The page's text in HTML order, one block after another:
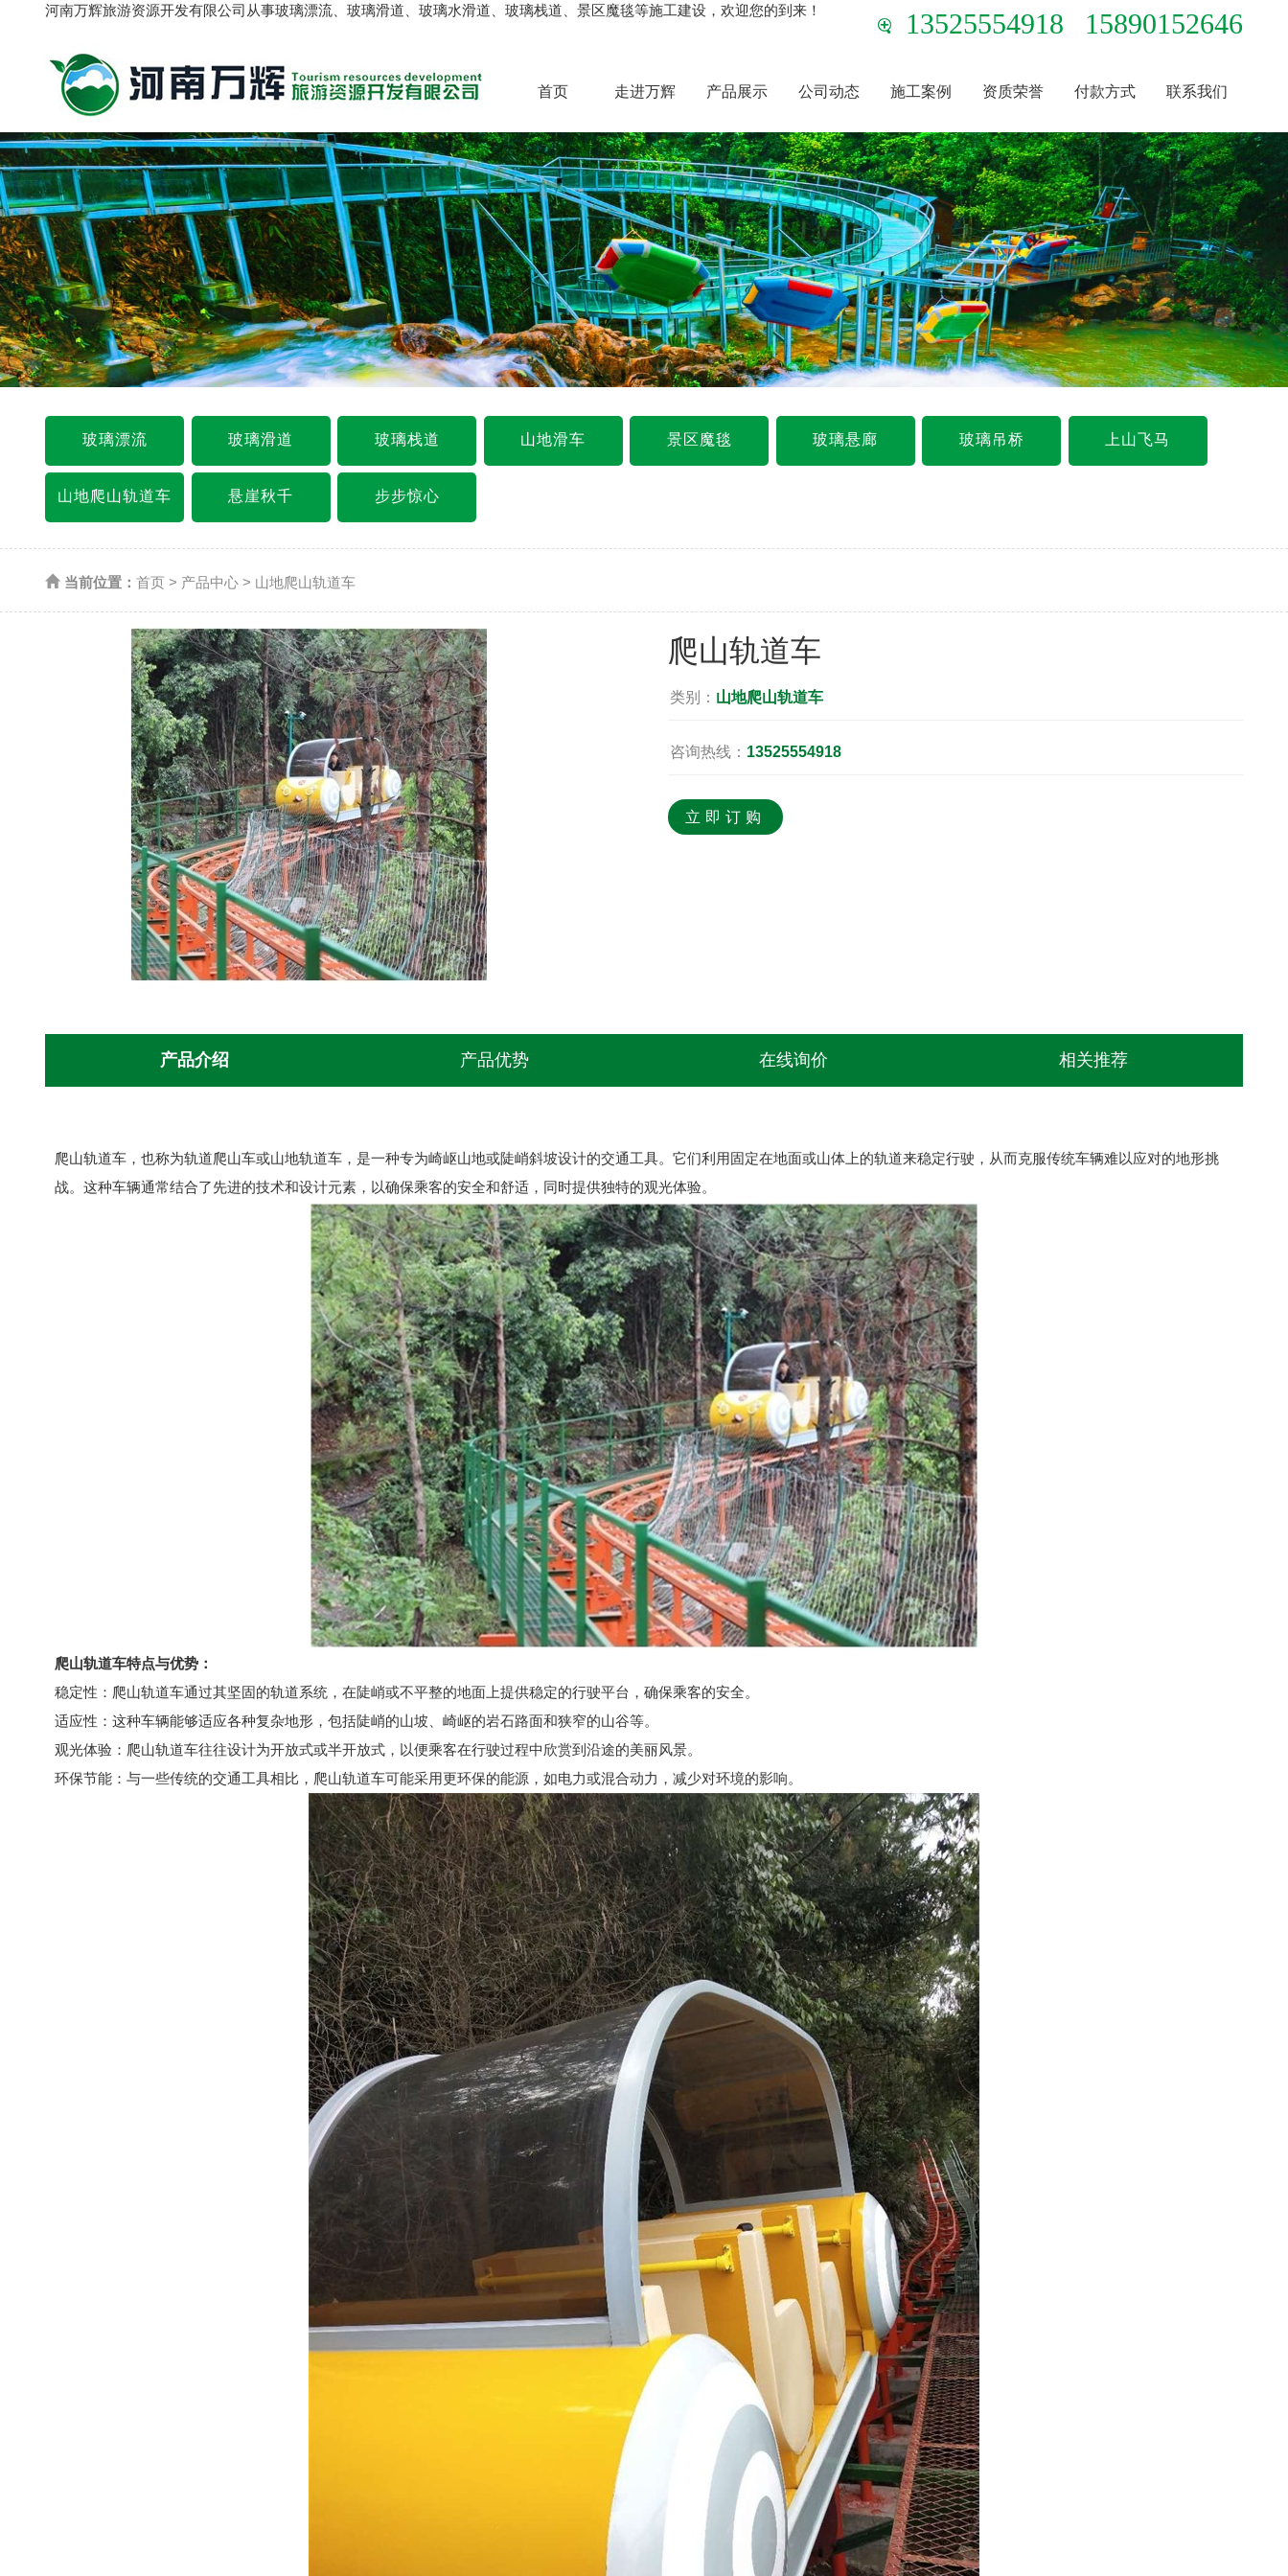
河南万辉旅游资源开发有限公司从事玻璃漂流、玻璃滑道、玻璃水滑道、玻璃栈道、景区魔毯等施工建设，欢迎您的到来！ 13525554918 15890152646
首页 走进万辉 产品展示 公司动态 施工案例 资质荣誉 付款方式 联系我们
玻璃漂流 玻璃滑道 玻璃栈道 山地滑车 景区魔毯 玻璃悬廊 玻璃吊桥 上山飞马
山地爬山轨道车 悬崖秋千 步步惊心
当前位置： 首页 > 产品中心 > 山地爬山轨道车
爬山轨道车
类别： 山地爬山轨道车
咨询热线： 13525554918
立即订购
产品介绍 产品优势 在线询价 相关推荐
爬山轨道车 ，也称为轨道爬山车或山地轨道车，是一种专为崎岖山地或陡峭斜坡设计的交通工具。它们利用固定在地面或山体上的轨道来稳定行驶，从而克服传统车辆难以应对的地形挑
战。这种车辆通常结合了先进的技术和设计元素，以确保乘客的安全和舒适，同时提供独特的观光体验。
爬山轨道车特点与优势：
稳定性：爬山轨道车通过其坚固的轨道系统，在陡峭或不平整的地面上提供稳定的行驶平台，确保乘客的安全。
适应性：这种车辆能够适应各种复杂地形，包括陡峭的山坡、崎岖的岩石路面和狭窄的山谷等。
观光体验：爬山轨道车往往设计为开放式或半开放式，以便乘客在行驶过程中欣赏到沿途的美丽风景。
环保节能：与一些传统的交通工具相比，爬山轨道车可能采用更环保的能源，如电力或混合动力，减少对环境的影响。